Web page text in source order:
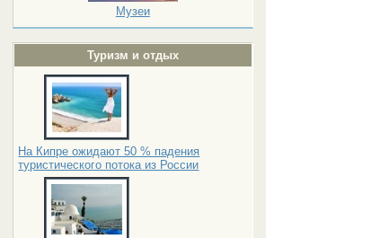
Музеи
Туризм и отдых
На Кипре ожидают 50 % падения
туристического потока из России